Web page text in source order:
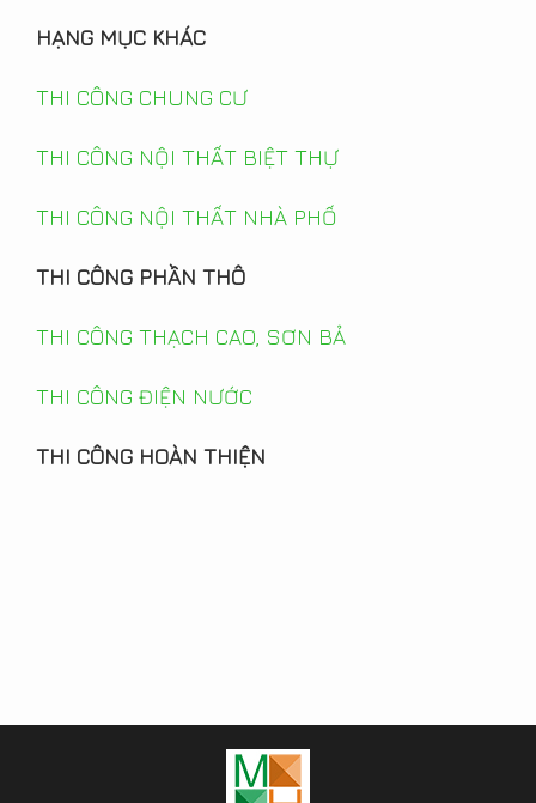
HẠNG MỤC KHÁC
THI CÔNG CHUNG CƯ
THI CÔNG NỘI THẤT BIỆT THỰ
THI CÔNG NỘI THẤT NHÀ PHỐ
THI CÔNG PHẦN THÔ
THI CÔNG THẠCH CAO, SƠN BẢ
THI CÔNG ĐIỆN NƯỚC
THI CÔNG HOÀN THIỆN